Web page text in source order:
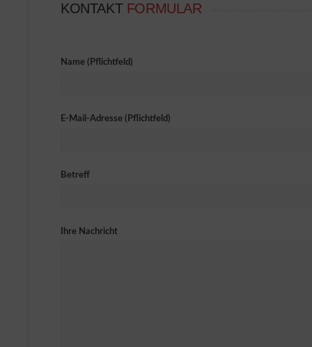
KONTAKT FORMULAR
Name (Pflichtfeld)
E-Mail-Adresse (Pflichtfeld)
Betreff
Ihre Nachricht